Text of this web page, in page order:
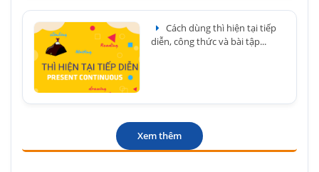
Cách dùng thì hiện tại tiếp
diễn, công thức và bài tập...
Xem thêm